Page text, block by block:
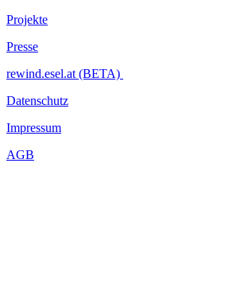
Projekte
Presse
rewind.esel.at (BETA)
Datenschutz
Impressum
AGB